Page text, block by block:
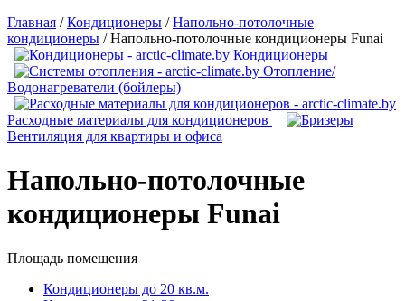
Главная /Кондиционеры /Напольно-потолочные
кондиционеры /Напольно-потолочные кондиционеры Funai
Кондиционеры
Отопление/
Водонагреватели (бойлеры)
Расходные материалы для кондиционеров
Вентиляция для квартиры и офиса
Напольно-потолочные
кондиционеры Funai
Площадь помещения
Кондиционеры до 20 кв.м.